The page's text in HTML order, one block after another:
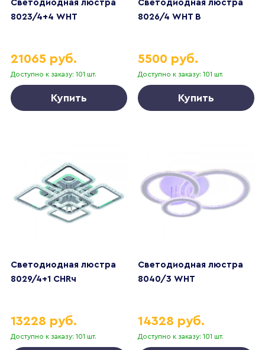
Светодиодная люстра
8023/4+4 WHT
Доступно к заказу: 101 шт.
21065 руб.
Купить
Светодиодная люстра
8026/4 WHT B
Доступно к заказу: 101 шт.
5500 руб.
Купить
Светодиодная люстра
8029/4+1 CHRч
Доступно к заказу: 101 шт.
13228 руб.
Светодиодная люстра
8040/3 WHT
Доступно к заказу: 101 шт.
14328 руб.